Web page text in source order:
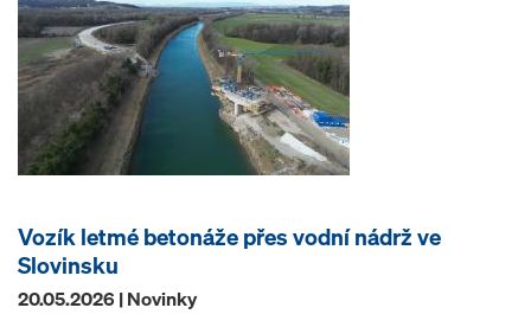
Vozík letmé betonáže přes vodní nádrž ve
Slovinsku
20.05.2026 | Novinky